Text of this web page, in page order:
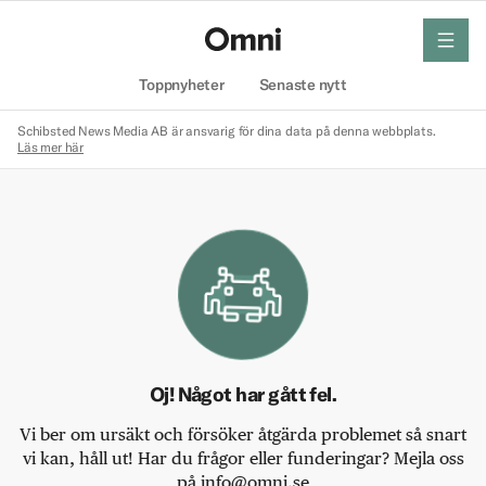
Toppnyheter Senaste nytt
meny
Schibsted News Media AB är ansvarig för dina data på denna webbplats.
Läs mer här
Oj! Något har gått fel.
Vi ber om ursäkt och försöker åtgärda problemet så snart
vi kan, håll ut! Har du frågor eller funderingar? Mejla oss